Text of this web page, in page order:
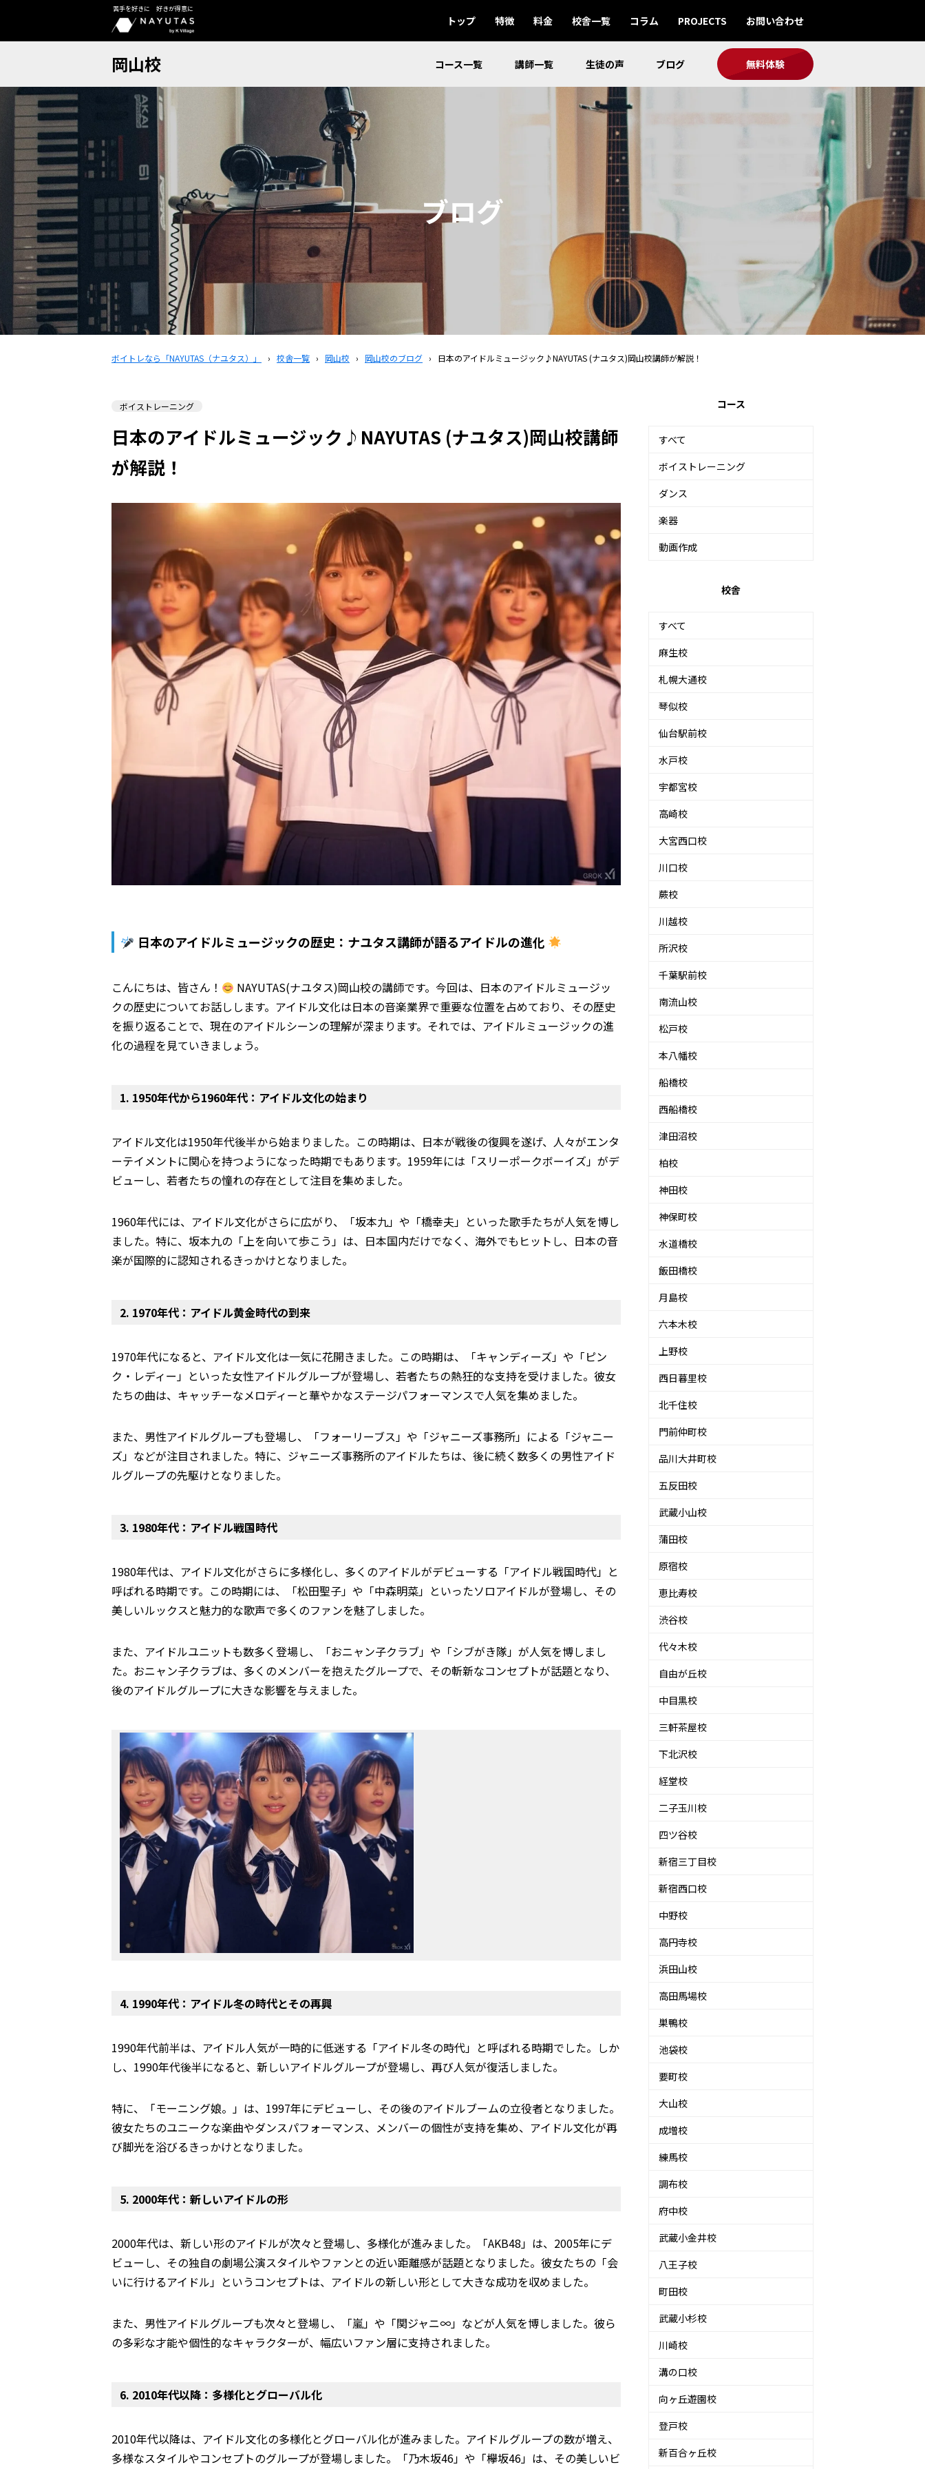
苦手を好きに 好きが得意に
トップ 特徴 料金 校舎一覧 コラム PROJECTS お問い合わせ
岡山校 コース一覧 講師一覧 生徒の声 ブログ 無料体験
ブログ
ボイトレなら「NAYUTAS（ナユタス）」 › 校舎一覧 › 岡山校 › 岡山校のブログ › 日本のアイドルミュージック♪NAYUTAS (ナユタス)岡山校講師が解説！
ボイストレーニング
日本のアイドルミュージック♪NAYUTAS (ナユタス)岡山校講師
が解説！
日本のアイドルミュージックの歴史：ナユタス講師が語るアイドルの進化
こんにちは、皆さん！
NAYUTAS(ナユタス)岡山校の講師です。今回は、日本のアイドルミュージッ
クの歴史についてお話しします。アイドル文化は日本の音楽業界で重要な位置を占めており、その歴史
を振り返ることで、現在のアイドルシーンの理解が深まります。それでは、アイドルミュージックの進
化の過程を見ていきましょう。
1. 1950年代から1960年代：アイドル文化の始まり
アイドル文化は1950年代後半から始まりました。この時期は、日本が戦後の復興を遂げ、人々がエンタ
ーテイメントに関心を持つようになった時期でもあります。1959年には「スリーポークボーイズ」がデ
ビューし、若者たちの憧れの存在として注目を集めました。
1960年代には、アイドル文化がさらに広がり、「坂本九」や「橋幸夫」といった歌手たちが人気を博し
ました。特に、坂本九の「上を向いて歩こう」は、日本国内だけでなく、海外でもヒットし、日本の音
楽が国際的に認知されるきっかけとなりました。
2. 1970年代：アイドル黄金時代の到来
1970年代になると、アイドル文化は一気に花開きました。この時期は、「キャンディーズ」や「ピン
ク・レディー」といった女性アイドルグループが登場し、若者たちの熱狂的な支持を受けました。彼女
たちの曲は、キャッチーなメロディーと華やかなステージパフォーマンスで人気を集めました。
また、男性アイドルグループも登場し、「フォーリーブス」や「ジャニーズ事務所」による「ジャニー
ズ」などが注目されました。特に、ジャニーズ事務所のアイドルたちは、後に続く数多くの男性アイド
ルグループの先駆けとなりました。
3. 1980年代：アイドル戦国時代
1980年代は、アイドル文化がさらに多様化し、多くのアイドルがデビューする「アイドル戦国時代」と
呼ばれる時期です。この時期には、「松田聖子」や「中森明菜」といったソロアイドルが登場し、その
美しいルックスと魅力的な歌声で多くのファンを魅了しました。
また、アイドルユニットも数多く登場し、「おニャン子クラブ」や「シブがき隊」が人気を博しまし
た。おニャン子クラブは、多くのメンバーを抱えたグループで、その斬新なコンセプトが話題となり、
後のアイドルグループに大きな影響を与えました。
4. 1990年代：アイドル冬の時代とその再興
1990年代前半は、アイドル人気が一時的に低迷する「アイドル冬の時代」と呼ばれる時期でした。しか
し、1990年代後半になると、新しいアイドルグループが登場し、再び人気が復活しました。
特に、「モーニング娘。」は、1997年にデビューし、その後のアイドルブームの立役者となりました。
彼女たちのユニークな楽曲やダンスパフォーマンス、メンバーの個性が支持を集め、アイドル文化が再
び脚光を浴びるきっかけとなりました。
5. 2000年代：新しいアイドルの形
2000年代は、新しい形のアイドルが次々と登場し、多様化が進みました。「AKB48」は、2005年にデ
ビューし、その独自の劇場公演スタイルやファンとの近い距離感が話題となりました。彼女たちの「会
いに行けるアイドル」というコンセプトは、アイドルの新しい形として大きな成功を収めました。
また、男性アイドルグループも次々と登場し、「嵐」や「関ジャニ∞」などが人気を博しました。彼ら
の多彩な才能や個性的なキャラクターが、幅広いファン層に支持されました。
6. 2010年代以降：多様化とグローバル化
2010年代以降は、アイドル文化の多様化とグローバル化が進みました。アイドルグループの数が増え、
多様なスタイルやコンセプトのグループが登場しました。「乃木坂46」や「欅坂46」は、その美しいビ
コース
すべて
ボイストレーニング
ダンス
楽器
動画作成
校舎
すべて
麻生校
札幌大通校
琴似校
仙台駅前校
水戸校
宇都宮校
高崎校
大宮西口校
川口校
蕨校
川越校
所沢校
千葉駅前校
南流山校
松戸校
本八幡校
船橋校
西船橋校
津田沼校
柏校
神田校
神保町校
水道橋校
飯田橋校
月島校
六本木校
上野校
西日暮里校
北千住校
門前仲町校
品川大井町校
五反田校
武蔵小山校
蒲田校
原宿校
恵比寿校
渋谷校
代々木校
自由が丘校
中目黒校
三軒茶屋校
下北沢校
経堂校
二子玉川校
四ツ谷校
新宿三丁目校
新宿西口校
中野校
高円寺校
浜田山校
高田馬場校
巣鴨校
池袋校
要町校
大山校
成増校
練馬校
調布校
府中校
武蔵小金井校
八王子校
町田校
武蔵小杉校
川崎校
溝の口校
向ヶ丘遊園校
登戸校
新百合ヶ丘校